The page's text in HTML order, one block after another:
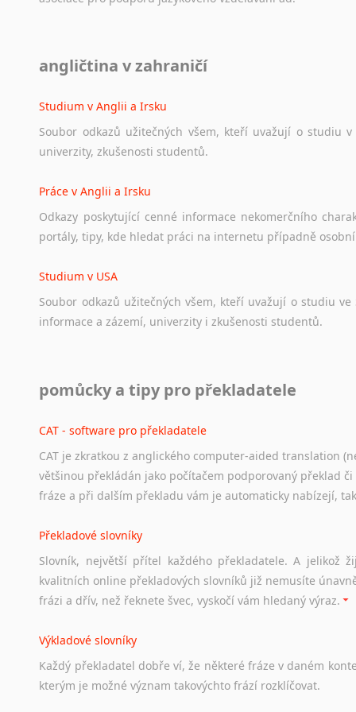
Ať už se jedná o česká diskusní
angličtina v zahraničí
Studium v Anglii a Irsku
Soubor odkazů užitečných všem, kteří uvažují o studiu v
univerzity, zkušenosti studentů.
Práce v Anglii a Irsku
Odkazy poskytující cenné informace nekomerčního
portály, tipy, kde hledat práci na internetu případně osobní
Studium v USA
Soubor odkazů užitečných všem, kteří uvažují o studiu ve
informace a zázemí, univerzity i zkušenosti studentů.
Odkazy poskytující cenné informace nekomerčního
Studium v Austrálii
Soubor odkazů užitečných všem, kteří uvažují o studiu v
a zázemí, australské univerzity a samozřejmě i osobní
Práce v Austrálii
Odkazy poskytující cenné informace nekomerčního
hledat práci na internetu případně osobní zkušenosti
Hledáte-li
práci
stejná obecná pravidla, jako pro český životopis. Tak dost
pomůcky a tipy pro překladatele
CAT - software pro překladatele
CAT je zkratkou z anglického computer-aided translation
většinou překládán jako počítačem podporovaný překlad
fráze a při dalším překladu vám je automaticky nabízejí,
Překladové slovníky
Slovník, největší přítel každého překladatele. A jelikož
kvalitních online překladových slovníků již nemusíte
frázi a dřív, než řeknete švec, vyskočí vám hledaný výraz.
Výkladové slovníky
Každý překladatel dobře ví, že některé fráze v daném
kterým je možné význam takovýchto frází rozklíčovat.